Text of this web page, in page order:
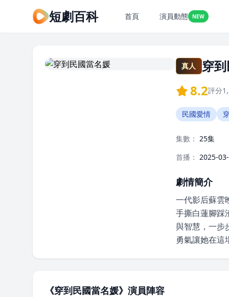
短劇百科 首頁 演員動態 NEW
真人
穿
8.2評分
民國愛情
集數： 25集
首播： 2025-
劇情簡介
一代影后蘇雲
手撕白蓮腳踩
與智慧，一步
勇氣讓她在這
《穿到民國當名媛》演員陣容